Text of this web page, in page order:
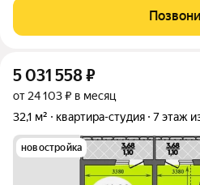
районов города. Ключевые
место с видом на сквер и улицу; -
5 031 558₽
от 24 103 ₽ в месяц
32,1 м²
квартира-студия 7 этаж
новостройка